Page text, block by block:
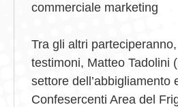
commerciale marketing
Tra gli altri
testimoni, Matteo Tadolini
settore dell’abbigliamento
Confesercenti Area del